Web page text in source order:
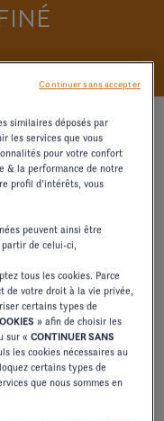
sommets
similaires déposés par
les services que vous
pour votre confort
& la performance de notre
profil d’intérêts, vous
peuvent ainsi être
de celui-ci,
tous les cookies. Parce
de votre droit à la vie privée,
certains types de
» afin de choisir les
sur «CONTINUER SANS
les cookies nécessaires au
certains types de
que nous sommes en
Continuer sans accepter